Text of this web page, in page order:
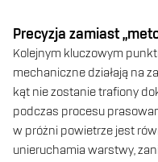
Precyzja zamiast
Kolejnym kluczowym
mechaniczne działają na
kąt nie zostanie trafiony
podczas procesu
w próżni powietrze jest
unieruchamia warstwy,